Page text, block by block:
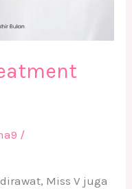
/
Miss V juga